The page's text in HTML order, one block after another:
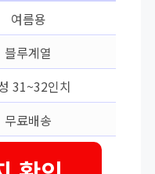
여름용
블루계열
31~32인치
무료배송